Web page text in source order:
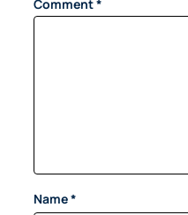
Comment*
Name*